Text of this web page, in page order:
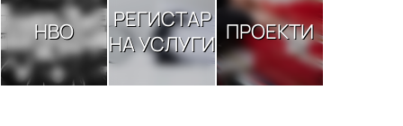
НВО
РЕГИСТАР
НА УСЛУГИ ПРОЕКТИ